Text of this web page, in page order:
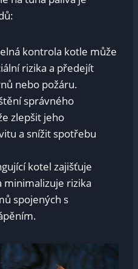
kontrola kotle může
rizika a předejít
nebo požáru.
správného
zlepšit jeho
a snížit spotřebu
kotel zajišťuje
minimalizuje rizika
spojených s